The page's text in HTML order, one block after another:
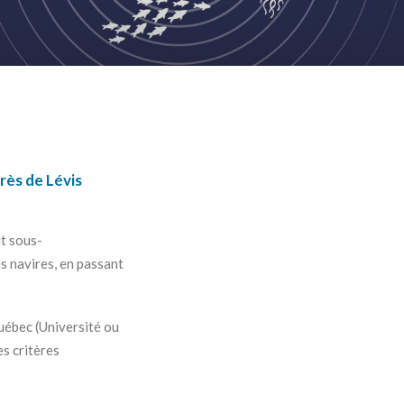
de Lévis
sous-
navires, en passant
(Université ou
critères